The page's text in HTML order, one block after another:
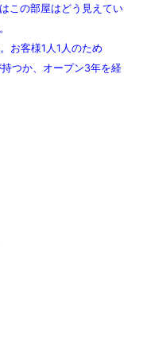
この部屋はどう見えてい
お客様1人1人のため
つか、オープン3年を経